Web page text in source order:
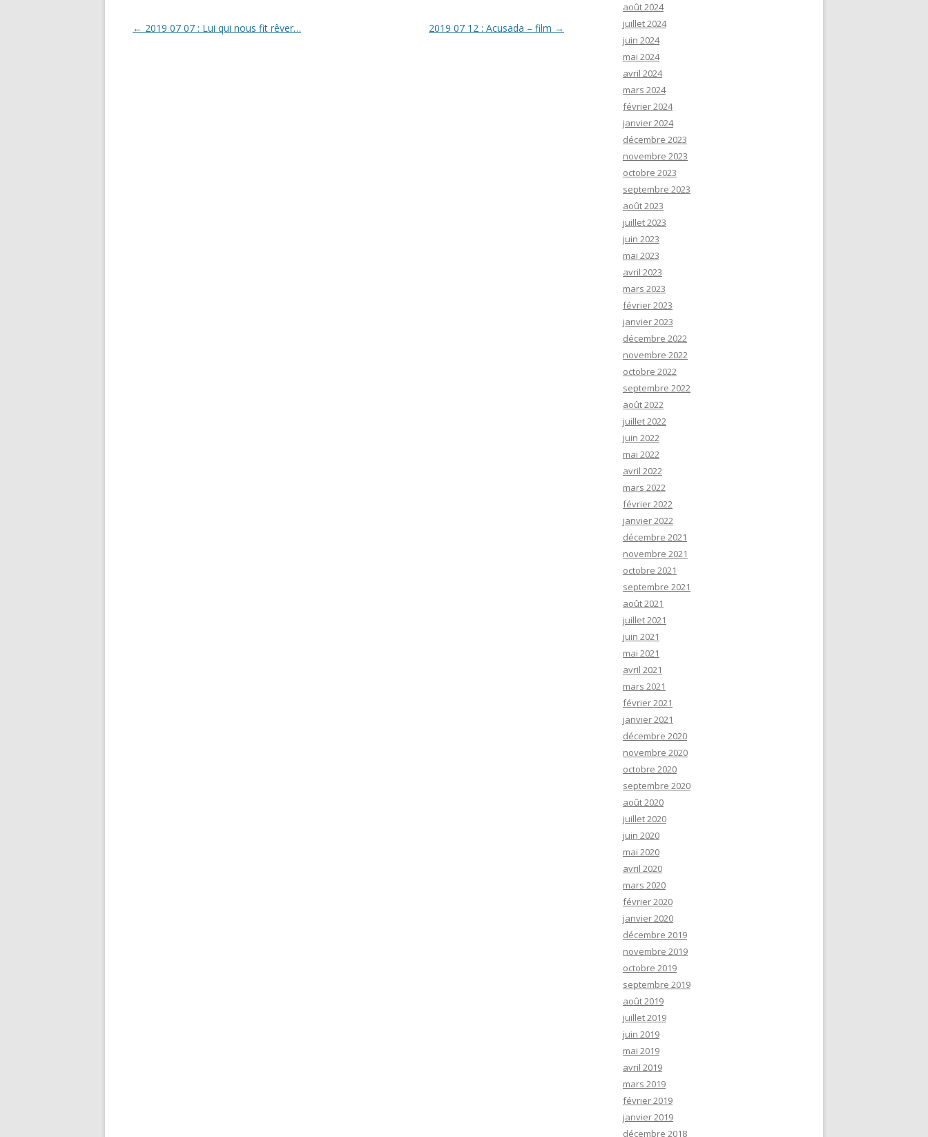
Navigation
← 2019 07 07 : Lui qui nous fit rêver… 2019 07 12 : Acusada – film →
août 2024
juillet 2024
juin 2024
mai 2024
avril 2024
mars 2024
février 2024
janvier 2024
décembre 2023
novembre 2023
octobre 2023
septembre 2023
août 2023
juillet 2023
juin 2023
mai 2023
avril 2023
mars 2023
février 2023
janvier 2023
décembre 2022
novembre 2022
octobre 2022
septembre 2022
août 2022
juillet 2022
juin 2022
mai 2022
avril 2022
mars 2022
février 2022
janvier 2022
décembre 2021
novembre 2021
octobre 2021
septembre 2021
août 2021
juillet 2021
juin 2021
mai 2021
avril 2021
mars 2021
février 2021
janvier 2021
décembre 2020
novembre 2020
octobre 2020
septembre 2020
août 2020
juillet 2020
juin 2020
mai 2020
avril 2020
mars 2020
février 2020
janvier 2020
décembre 2019
novembre 2019
octobre 2019
septembre 2019
août 2019
juillet 2019
juin 2019
mai 2019
avril 2019
mars 2019
février 2019
janvier 2019
décembre 2018